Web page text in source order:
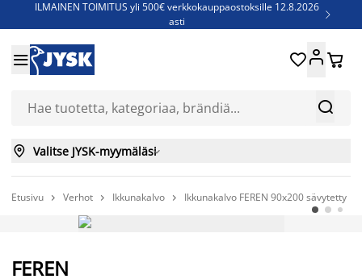
ILMAINEN TOIMITUS yli 500€ verkkokauppaostoksille 12.8.2026
asti

Jenkkisänkyjä - Säästä jopa 60%


 
 Valitse JYSK-myymäläsi
Etusivu  Verhot  Ikkunakalvo  Ikkunakalvo FEREN 90x200 sävytetty
FEREN